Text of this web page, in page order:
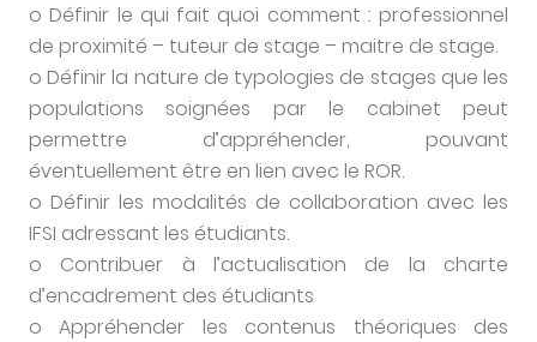
o Définir le qui fait quoi comment : professionnel
de proximité – tuteur de stage – maitre de stage.
o Définir la nature de typologies de stages que les
populations soignées par le cabinet peut
permettre d’appréhender, pouvant
éventuellement être en lien avec le ROR.
o Définir les modalités de collaboration avec les
IFSI adressant les étudiants.
o Contribuer à l’actualisation de la charte
d’encadrement des étudiants
o Appréhender les contenus théoriques des